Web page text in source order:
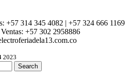
+57 314 345 4082 | +57 324 666 1169
+57 302 2958886
2023
Search